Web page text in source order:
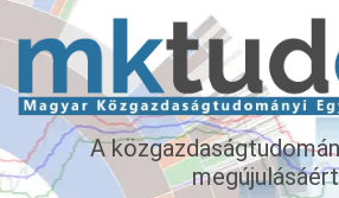
A
megújulásáért